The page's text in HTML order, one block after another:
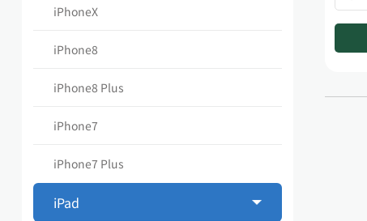
iPhoneX
iPhone8
iPhone8 Plus
iPhone7
iPhone7 Plus
iPad